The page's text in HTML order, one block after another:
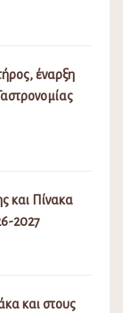
έναρξη
και Πίνακα
2027
και στους